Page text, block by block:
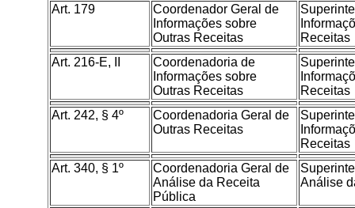
Art. 179
Coordenador Geral de
Informações sobre
Outras Receitas
Receitas
Art. 216-E, II
Coordenadoria de
Informações sobre
Outras Receitas
Receitas
Art. 242, § 4º
Coordenadoria Geral de
Outras Receitas
Receitas
Art. 340, § 1º
Coordenadoria Geral de
Análise da Receita
Pública
Análise